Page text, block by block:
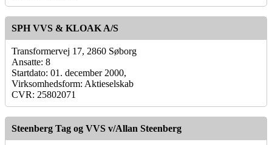
SPH VVS & KLOAK A/S
Transformervej 17, 2860 Søborg
Ansatte: 8
Startdato: 01. december 2000,
Virksomhedsform: Aktieselskab
CVR: 25802071
Steenberg Tag og VVS v/Allan Steenberg